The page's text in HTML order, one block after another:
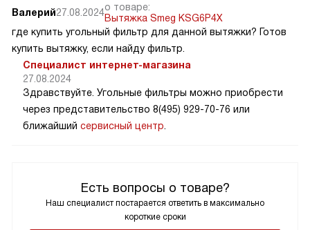
Есть вопросы о товаре?
Наш специалист постарается ответить в максимально
короткие сроки
Валерий27.08.2024о товаре:
Вытяжка Smeg KSG6P4X
где купить угольный фильтр для данной вытяжки? Готов
купить вытяжку, если найду фильтр.
Специалист интернет-магазина
27.08.2024
Здравствуйте. Угольные фильтры можно приобрести
через представительство 8(495) 929-70-76 или
ближайший сервисный центр